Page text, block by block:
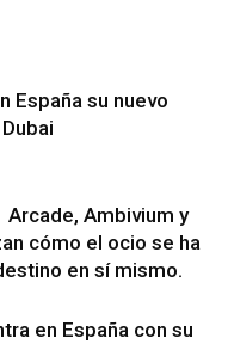
España su nuevo
Arcade, Ambivium y
cómo el ocio se ha
en sí mismo.
en España con su